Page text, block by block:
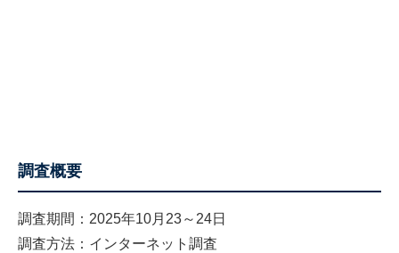
調査概要
調査期間：2025年10月23～24日
調査方法：インターネット調査